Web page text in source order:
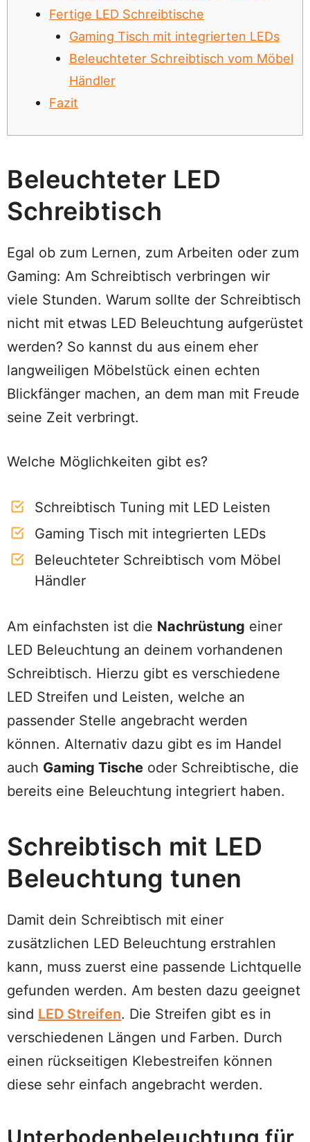
Fertige LED Schreibtische
Gaming Tisch mit integrierten LEDs
Beleuchteter Schreibtisch vom Möbel
Händler
Fazit
Beleuchteter LED
Schreibtisch
Egal ob zum Lernen, zum Arbeiten oder zum
Gaming: Am Schreibtisch verbringen wir
viele Stunden. Warum sollte der Schreibtisch
nicht mit etwas LED Beleuchtung aufgerüstet
werden? So kannst du aus einem eher
langweiligen Möbelstück einen echten
Blickfänger machen, an dem man mit Freude
seine Zeit verbringt.
Welche Möglichkeiten gibt es?
Schreibtisch Tuning mit LED Leisten
Gaming Tisch mit integrierten LEDs
Beleuchteter Schreibtisch vom Möbel
Händler
Am einfachsten ist die Nachrüstung einer
LED Beleuchtung an deinem vorhandenen
Schreibtisch. Hierzu gibt es verschiedene
LED Streifen und Leisten, welche an
passender Stelle angebracht werden
können. Alternativ dazu gibt es im Handel
auch Gaming Tische oder Schreibtische, die
bereits eine Beleuchtung integriert haben.
Schreibtisch mit LED
Beleuchtung tunen
Damit dein Schreibtisch mit einer
zusätzlichen LED Beleuchtung erstrahlen
kann, muss zuerst eine passende Lichtquelle
gefunden werden. Am besten dazu geeignet
sind LED Streifen. Die Streifen gibt es in
verschiedenen Längen und Farben. Durch
einen rückseitigen Klebestreifen können
diese sehr einfach angebracht werden.